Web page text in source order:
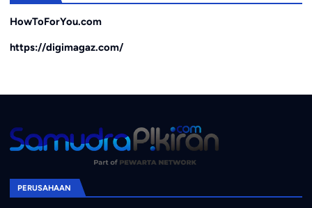
HowToForYou.com
https://digimagaz.com/
PERUSAHAAN